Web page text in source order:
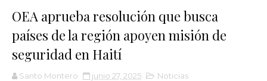
OEA aprueba resolución que busca
países de la región apoyen misión de
seguridad en Haití
Santo Montero junio 27, 2025 Noticias